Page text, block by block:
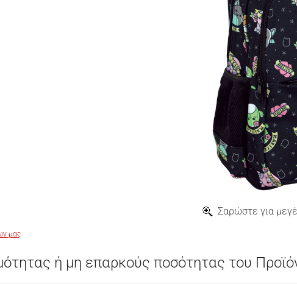
Σαρώστε για
μας
ή μη επαρκούς ποσότητας του